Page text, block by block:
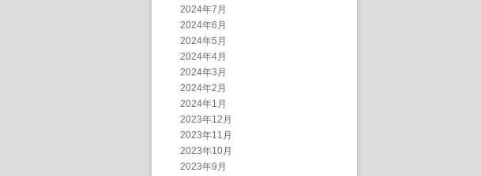
2024年7月
2024年6月
2024年5月
2024年4月
2024年3月
2024年2月
2024年1月
2023年12月
2023年11月
2023年10月
2023年9月